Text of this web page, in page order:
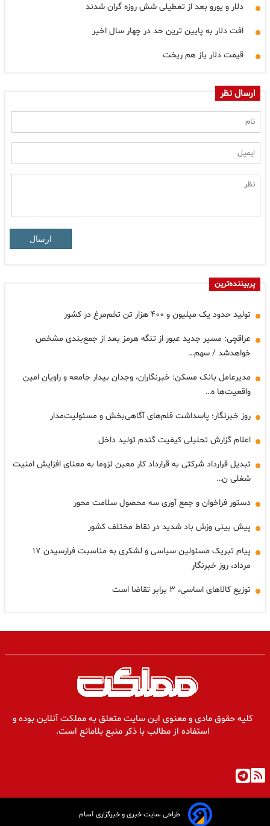
دلار و یورو بعد از تعطیلی شش روزه گران شدند
افت دلار به پایین ترین حد در چهار سال اخیر
قیمت دلار یاز هم ریخت
ارسال نظر
ارسال
پربیننده‌ترین
تولید حدود یک میلیون و ۴۰۰ هزار تن تخم‌مرغ در کشور
عراقچی: مسیر جدید عبور از تنگه هرمز بعد از جمع‌بندی مشخص
خواهدشد / سهم…
مدیرعامل بانک مسکن: خبرنگاران، وجدان بیدار جامعه و راویان امین
واقعیت‌ها ه…
روز خبرنگار؛ پاسداشت قلم‌های آگاهی‌بخش و مسئولیت‌مدار
اعلام گزارش تحلیلی کیفیت گندم تولید داخل
تبدیل قرارداد شرکتی به قرارداد کار معین لزوما به معنای افزایش امنیت
شغلی ن…
دستور فراخوان و جمع آوری سه محصول سلامت محور
پیش بینی وزش باد شدید در نقاط مختلف کشور
پیام تبریک مسئولین سیاسی و لشکری به مناسبت فرارسیدن ۱۷
مرداد، روز خبرنگار
توزیع کالاهای اساسی، ۳ برابر تقاضا است
کلیه حقوق مادی و معنوی این سایت متعلق به مملکت آنلاین بوده و
استفاده از مطالب با ذکر منبع بلامانع است.
طراحی سایت خبری و خبرگزاری آسام